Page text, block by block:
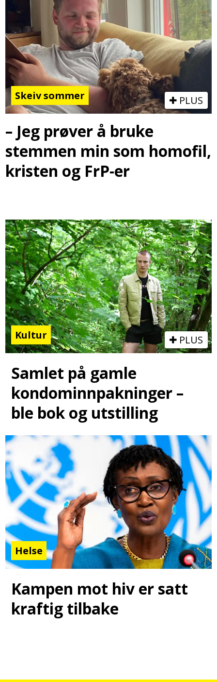
Skeiv sommer PLUS
– Jeg prøver å bruke
stemmen min som homofil,
kristen og FrP-er
Kultur PLUS
Samlet på gamle
kondominnpakninger –
ble bok og utstilling
Helse
Kampen mot hiv er satt
kraftig tilbake